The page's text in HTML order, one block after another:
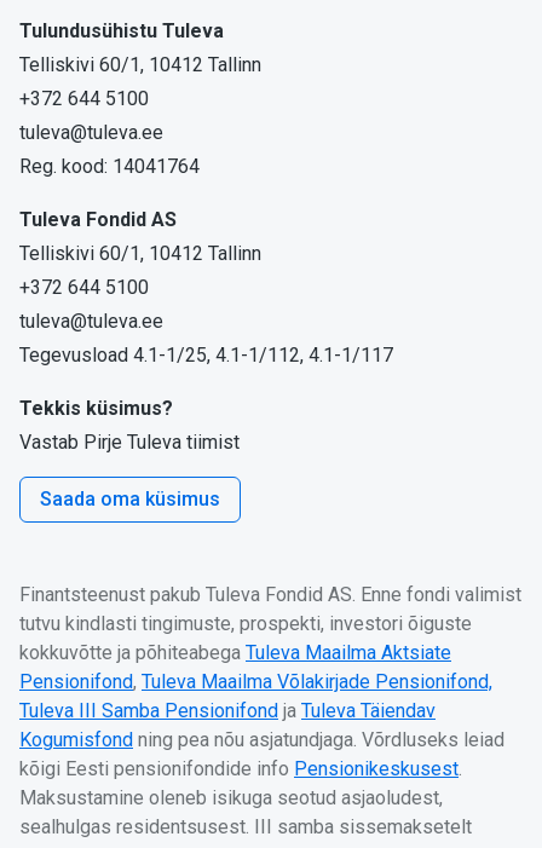
Tulundusühistu Tuleva
Telliskivi 60/1, 10412 Tallinn
+372 644 5100
tuleva@tuleva.ee
Reg. kood: 14041764
Tuleva Fondid AS
Telliskivi 60/1, 10412 Tallinn
+372 644 5100
tuleva@tuleva.ee
Tegevusload 4.1-1/25, 4.1-1/112, 4.1-1/117
Tekkis küsimus?
Vastab Pirje Tuleva tiimist
Saada oma küsimus
Finantsteenust pakub Tuleva Fondid AS. Enne fondi valimist
tutvu kindlasti tingimuste, prospekti, investori õiguste
kokkuvõtte ja põhiteabega Tuleva Maailma Aktsiate
Pensionifond, Tuleva Maailma Võlakirjade Pensionifond,
Tuleva III Samba Pensionifond ja Tuleva Täiendav
Kogumisfond ning pea nõu asjatundjaga. Võrdluseks leiad
kõigi Eesti pensionifondide info Pensionikeskusest
Maksustamine oleneb isikuga seotud asjaoludest,
sealhulgas residentsusest. III samba sissemaksetelt